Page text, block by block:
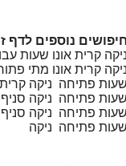
נוספים לדף
קרית אונו שעות
קרית אונו מתי
פתיחה ניקה קרית
פתיחה ניקה סניף
פתיחה ניקה סניף
פתיחה ניקה